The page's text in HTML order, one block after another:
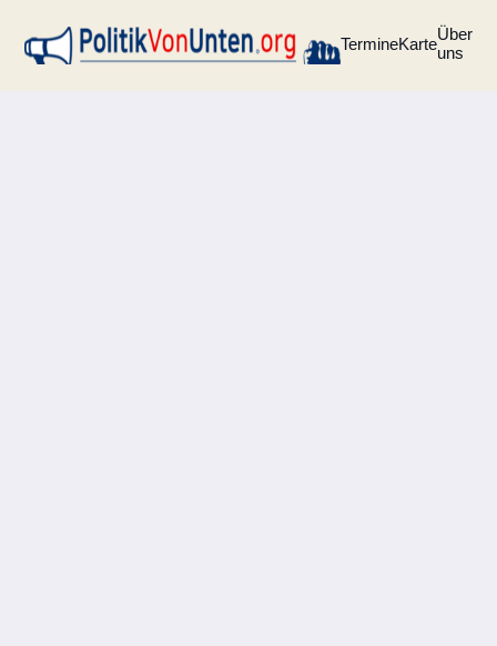
TermineKarteÜber
uns